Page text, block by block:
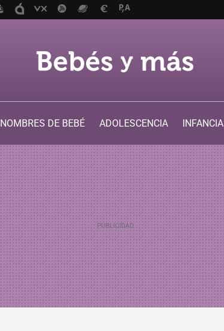
NOMBRES DE BEBÉ ADOLESCENCIA
INFANCIA